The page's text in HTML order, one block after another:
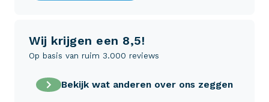
Wij krijgen een 8,5!
Op basis van ruim 3.000 reviews
Bekijk wat anderen over ons zeggen